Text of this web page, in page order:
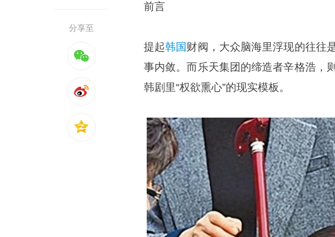
分享至
前言
提起韩国 财阀，大众脑海里浮现的往
事内敛。而乐天集团的缔造者辛格浩，
韩剧里“权欲熏心”的现实模板。